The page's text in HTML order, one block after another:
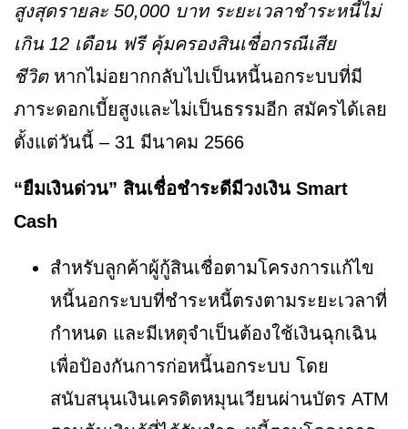
สูงสุดรายละ 50,000 บาท ระยะเวลาชำระหนี้ไม่
เกิน 12 เดือน ฟรี คุ้มครองสินเชื่อกรณีเสีย
ชีวิตหากไม่อยากกลับไปเป็นหนี้นอกระบบที่มี
ภาระดอกเบี้ยสูงและไม่เป็นธรรมอีก สมัครได้เลย
ตั้งแต่วันนี้ – 31 มีนาคม 2566
“ยืมเงินด่วน” สินเชื่อชำระดีมีวงเงิน Smart
Cash
สำหรับลูกค้าผู้กู้สินเชื่อตามโครงการแก้ไข
หนี้นอกระบบที่ชำระหนี้ตรงตามระยะเวลาที่
กำหนด และมีเหตุจำเป็นต้องใช้เงินฉุกเฉิน
เพื่อป้องกันการก่อหนี้นอกระบบ โดย
สนับสนุนเงินเครดิตหมุนเวียนผ่านบัตร ATM